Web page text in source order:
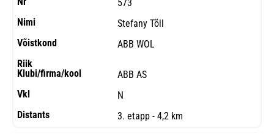
573
Stefany Tõll
ABB WOL
ABB AS
N
3. etapp - 4,2 km